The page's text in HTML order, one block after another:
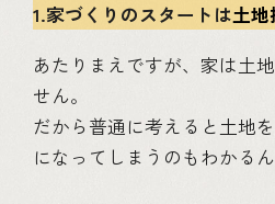
1.家づくりのスタートは土地
あたりまえですが、家は土
せん。
だから普通に考えると土地
になってしまうのもわかるん